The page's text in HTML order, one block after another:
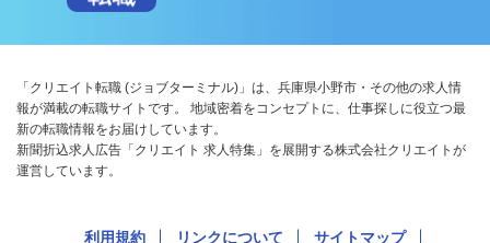
「クリエイト転職 (ジョブターミナル)」は、兵庫県小野市・その他の求人情
報が満載の転職サイトです。 地域密着をコンセプトに、仕事探しに役立つ最
新の転職情報をお届けしています。
新聞折込求人広告「クリエイト 求人特集」を展開する株式会社クリエイトが
運営しています。
利用規約 リンクについて
サイトマップ